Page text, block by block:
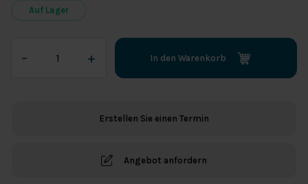
Auf Lager
–
25
+ In den Warenkorb
Erstellen Sie einen Termin
Angebot anfordern